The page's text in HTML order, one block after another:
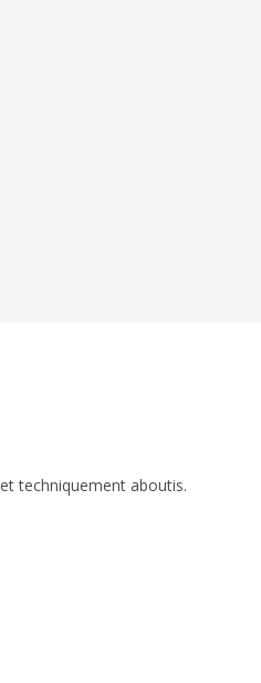
techniquement aboutis.